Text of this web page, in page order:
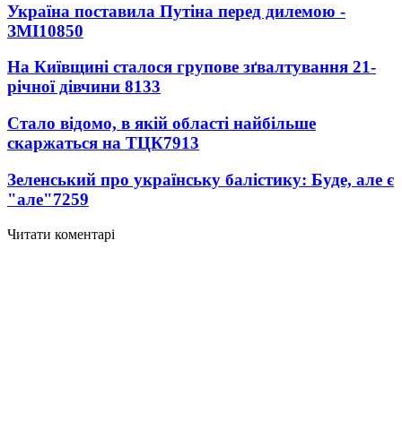
Україна поставила Путіна перед дилемою -
ЗМІ10850
На Київщині сталося групове зґвалтування 21-
річної дівчини 8133
Стало відомо, в якій області найбільше
скаржаться на ТЦК7913
Зеленський про українську балістику: Буде, але є
"але"7259
Читати коментарі